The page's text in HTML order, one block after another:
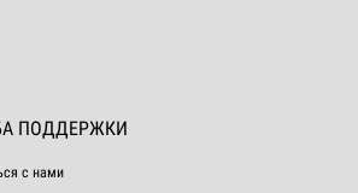
ПОДДЕРЖКИ
с нами